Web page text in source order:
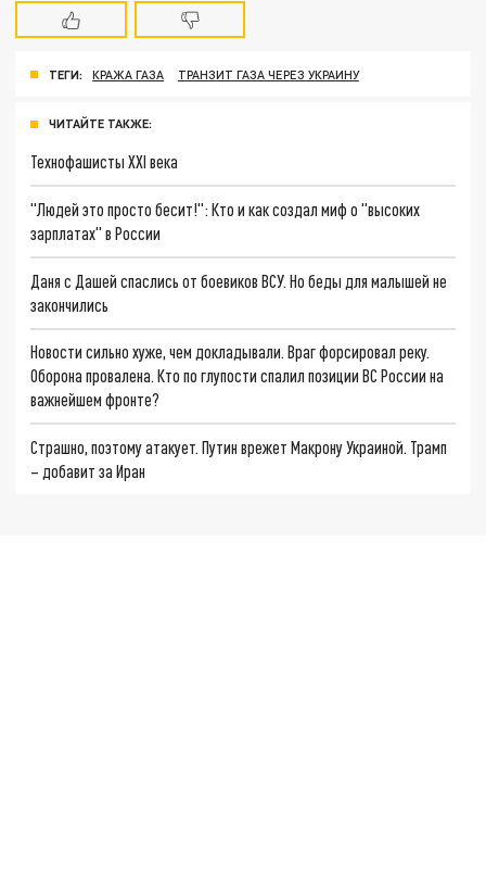
ТЕГИ: КРАЖА ГАЗА ТРАНЗИТ ГАЗА ЧЕРЕЗ УКРАИНУ
ЧИТАЙТЕ ТАКЖЕ:
Технофашисты XXI века
"Людей это просто бесит!": Кто и как создал миф о "высоких
зарплатах" в России
Даня с Дашей спаслись от боевиков ВСУ. Но беды для малышей не
закончились
Новости сильно хуже, чем докладывали. Враг форсировал реку.
Оборона провалена. Кто по глупости спалил позиции ВС России на
важнейшем фронте?
Страшно, поэтому атакует. Путин врежет Макрону Украиной. Трамп
– добавит за Иран